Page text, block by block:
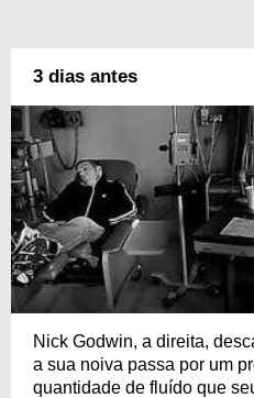
3 dias antes
Nick Godwin, a direita,
a sua noiva passa por um
quantidade de fluído que